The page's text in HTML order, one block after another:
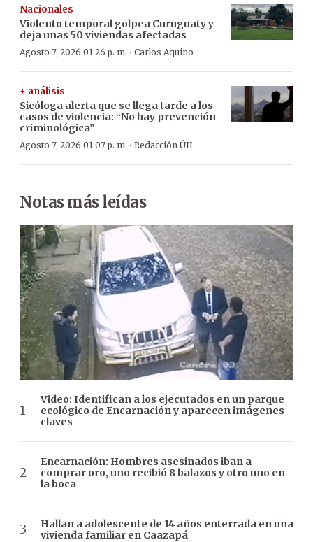
Nacionales
Violento temporal golpea Curuguaty y
deja unas 50 viviendas afectadas
Agosto 7, 2026 01:26 p. m. · Carlos Aquino
+ análisis
Sicóloga alerta que se llega tarde a los
casos de violencia: “No hay prevención
criminológica”
Agosto 7, 2026 01:07 p. m. · Redacción ÚH
Notas más leídas
Video: Identifican a los ejecutados en un parque
ecológico de Encarnación y aparecen imágenes
claves
Encarnación: Hombres asesinados iban a
comprar oro, uno recibió 8 balazos y otro uno en
la boca
Hallan a adolescente de 14 años enterrada en una
vivienda familiar en Caazapá